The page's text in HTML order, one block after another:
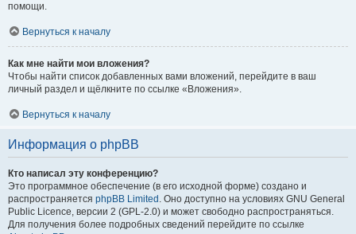
помощи.
Вернуться к началу
Как мне найти мои вложения?
Чтобы найти список добавленных вами вложений, перейдите в ваш
личный раздел и щёлкните по ссылке «Вложения».
Вернуться к началу
Информация о phpBB
Кто написал эту конференцию?
Это программное обеспечение (в его исходной форме) создано и
распространяется phpBB Limited . Оно доступно на условиях GNU General
Public Licence, версии 2 (GPL-2.0) и может свободно распространяться.
Для получения более подробных сведений перейдите по ссылке